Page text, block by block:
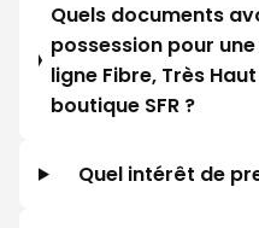
Quels documents
possession pour
ligne Fibre, Très
boutique SFR ?
Quel intérêt de